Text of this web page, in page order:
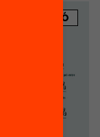
PUBLICACIÓ